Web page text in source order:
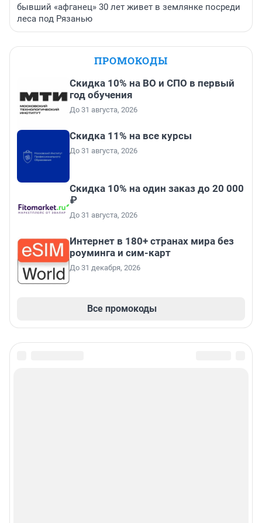
бывший «афганец» 30 лет живет в землянке посреди
леса под Рязанью
ПРОМОКОДЫ
Скидка 10% на ВО и СПО в первый
год обучения
До 31 августа, 2026
Скидка 11% на все курсы
До 31 августа, 2026
Скидка 10% на один заказ до 20 000
₽
До 31 августа, 2026
Интернет в 180+ странах мира без
роуминга и сим-карт
До 31 декабря, 2026
Все промокоды